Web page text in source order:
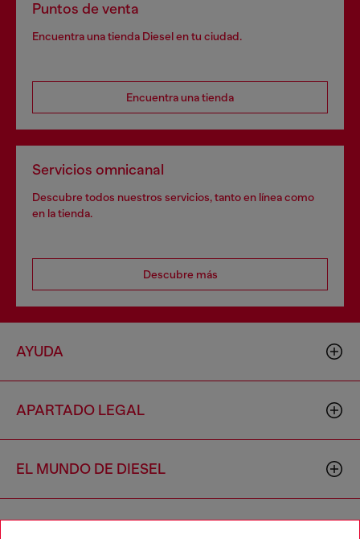
Puntos de venta
Encuentra una tienda Diesel en tu ciudad.
Encuentra una tienda
Servicios omnicanal
Descubre todos nuestros servicios, tanto en línea como
en la tienda.
Descubre más
AYUDA
APARTADO LEGAL
EL MUNDO DE DIESEL